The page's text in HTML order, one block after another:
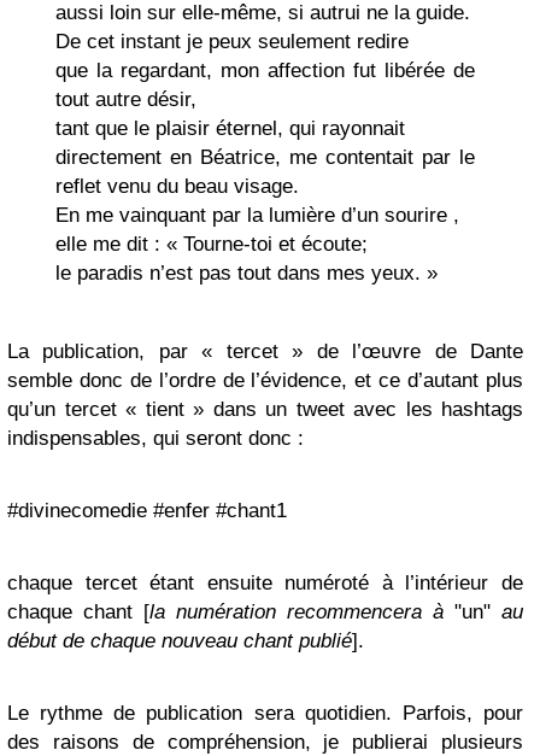
aussi loin sur elle-même, si autrui ne la guide.
De cet instant je peux seulement redire
que la regardant, mon affection fut libérée de
tout autre désir,
tant que le plaisir éternel, qui rayonnait
directement en Béatrice, me contentait par le
reflet venu du beau visage.
En me vainquant par la lumière d’un sourire ,
elle me dit : « Tourne-toi et écoute;
le paradis n’est pas tout dans mes yeux. »
La publication, par « tercet » de l’œuvre de Dante
semble donc de l’ordre de l’évidence, et ce d’autant plus
qu’un tercet « tient » dans un tweet avec les hashtags
indispensables, qui seront donc :
#divinecomedie #enfer #chant1
chaque tercet étant ensuite numéroté à l’intérieur de
chaque chant [la numération recommencera à "un" au
début de chaque nouveau chant publié].
Le rythme de publication sera quotidien. Parfois, pour
des raisons de compréhension, je publierai plusieurs